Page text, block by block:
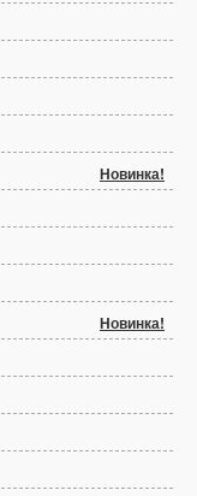
Новинка!
Новинка!